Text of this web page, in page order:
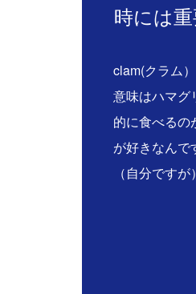
時には重
clam(クラム）
意味はハマグ
的に食べるの
が好きなんで
（自分です